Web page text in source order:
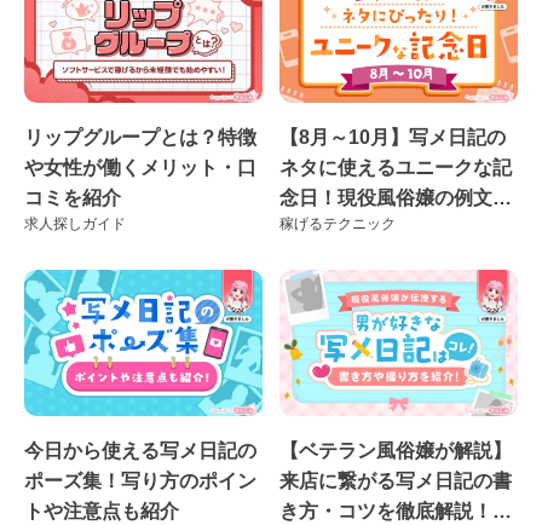
リップグループとは？特徴
や女性が働くメリット・口
コミを紹介
求人探しガイド
【8月～10月】写メ日記の
ネタに使えるユニークな記
念日！現役風俗嬢の例文付
き♪
稼げるテクニック
今日から使える写メ日記の
ポーズ集！写り方のポイン
トや注意点も紹介
【ベテラン風俗嬢が解説】
来店に繋がる写メ日記の書
き方・コツを徹底解説！良